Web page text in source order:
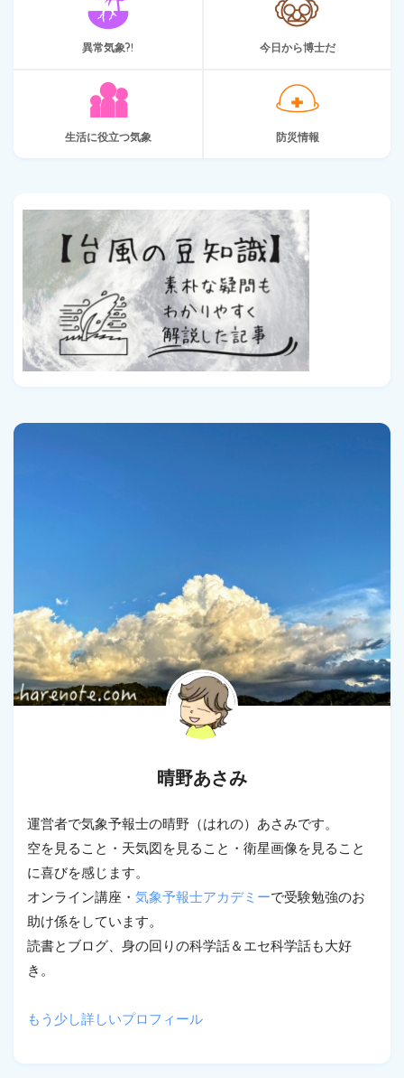
異常気象?! 今日から博士だ
生活に役立つ気象 防災情報
晴野あさみ
運営者で気象予報士の晴野（はれの）あさみです。
空を見ること・天気図を見ること・衛星画像を見ること
に喜びを感じます。
オンライン講座・ 気象予報士アカデミーで受験勉強のお
助け係をしています。
読書とブログ、身の回りの科学話＆エセ科学話も大好
き。
もう少し詳しいプロフィール